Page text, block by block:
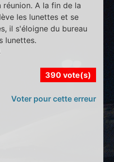
réunion. A la fin de la
les lunettes et se
il s'éloigne du bureau
lunettes.
390 vote(s)
Voter pour cette erreur